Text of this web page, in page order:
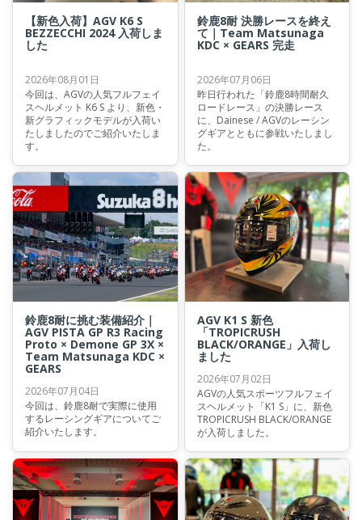
【新色入荷】AGV K6 S
BEZZECCHI 2024 入荷しま
した
2026年08月01日
今回は、AGVの人気フルフェイ
スヘルメット K6 S より、新色・
新グラフィックモデルが入荷い
たしましたのでご紹介いたしま
す。
鈴鹿8耐 決勝レースを終え
て｜Team Matsunaga
KDC × GEARS 完走
2026年07月06日
昨日行われた「鈴鹿8時間耐久
ロードレース」の決勝レース
に、Dainese / AGVのレーシン
グギアとともに参戦いたしまし
た。
鈴鹿8耐に挑む装備紹介｜
AGV PISTA GP R3 Racing
Proto × Demone GP 3X ×
Team Matsunaga KDC ×
GEARS
2026年07月04日
今回は、鈴鹿8耐で実際に使用
するレーシングギアについてご
紹介いたします。
AGV K1 S 新色
「TROPICRUSH
BLACK/ORANGE」入荷し
ました
2026年07月02日
AGVの人気スポーツフルフェイ
スヘルメット「K1 S」に、新色
TROPICRUSH BLACK/ORANGE
が入荷しました。